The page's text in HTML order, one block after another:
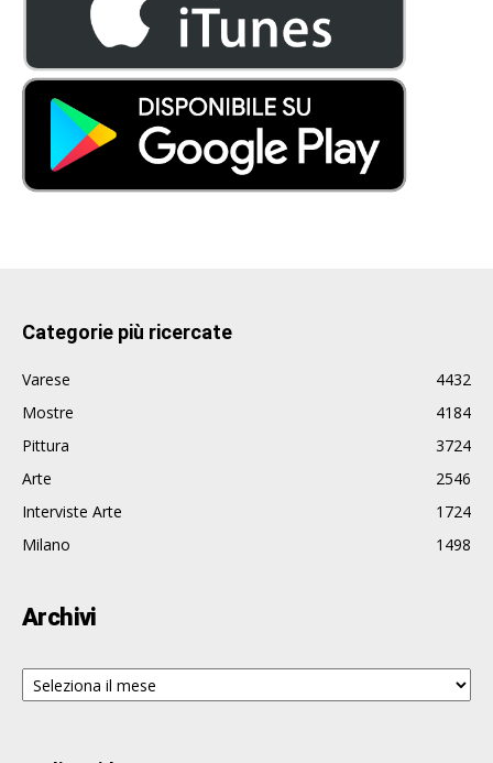
Categorie più ricercate
Varese
4432
Mostre
4184
Pittura
3724
Arte
2546
Interviste Arte
1724
Milano
1498
Archivi
Archivi